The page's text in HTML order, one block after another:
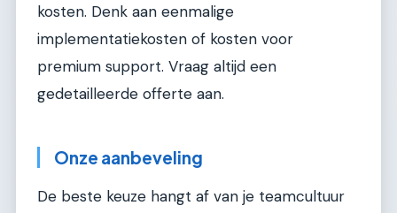
kosten. Denk aan eenmalige
implementatiekosten of kosten voor
premium support. Vraag altijd een
gedetailleerde offerte aan.
Onze aanbeveling
De beste keuze hangt af van je teamcultuur